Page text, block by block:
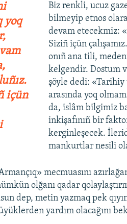
yoq
içün
Biz renkli, ucuz
bilmeyip etnos
devam etecekmiz:
Siziñ içün
onıñ ana tili,
kelgendir. Dostum
şöyle dedi: «Tarihiy
arasında yoq
da, islâm bilgimiz
inkişafınıñ bir
kerginleşecek.
mankurtlar nesili
mecmuasını
olğanı qadar
dep, metin yazmaq pek
yardım olacağını